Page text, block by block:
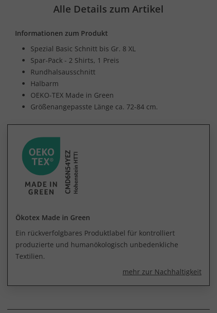
Alle Details zum Artikel
Informationen zum Produkt
Spezial Basic Schnitt bis Gr. 8 XL
Spar-Pack - 2 Shirts, 1 Preis
Rundhalsausschnitt
Halbarm
OEKO-TEX Made in Green
Größenangepasste Länge ca. 72-84 cm.
Ökotex Made in Green
Ein rückverfolgbares Produktlabel für kontrolliert
produzierte und humanökologisch unbedenkliche
Textilien.
mehr zur Nachhaltigkeit